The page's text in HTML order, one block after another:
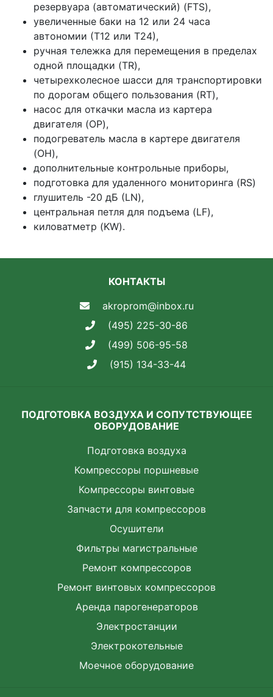
резервуара (автоматический) (FTS),
увеличенные баки на 12 или 24 часа
автономии (Т12 или Т24),
ручная тележка для перемещения в пределах
одной площадки (TR),
четырехколесное шасси для транспортировки
по дорогам общего пользования (RT),
насос для откачки масла из картера
двигателя (OP),
подогреватель масла в картере двигателя
(OH),
дополнительные контрольные приборы,
подготовка для удаленного мониторинга (RS)
глушитель -20 дБ (LN),
центральная петля для подъема (LF),
киловатметр (KW).
КОНТАКТЫ
akroprom@inbox.ru
(495) 225-30-86
(499) 506-95-58
(915) 134-33-44
ПОДГОТОВКА ВОЗДУХА И СОПУТСТВУЮЩЕЕ
ОБОРУДОВАНИЕ
Подготовка воздуха
Компрессоры поршневые
Компрессоры винтовые
Запчасти для компрессоров
Осушители
Фильтры магистральные
Ремонт компрессоров
Ремонт винтовых компрессоров
Аренда парогенераторов
Электростанции
Электрокотельные
Моечное оборудование